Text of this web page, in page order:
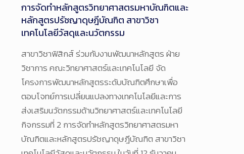
การจัดทำหลักสูตรวิทยาศาสตรมหาบัณฑิตและ
หลักสูตรปรัชญาดุษฎีบัณฑิต สาขาวิชา
เทคโนโลยีวัสดุและนวัตกรรม
สาขาวิชาฟิสิกส์ ร่วมกับงานพัฒนาหลักสูตร ฝ่าย
วิชาการ คณะวิทยาศาสตร์และเทคโนโลยี จัด
โครงการพัฒนาหลักสูตรระดับบัณฑิตศึกษาเพื่อ
ตอบโจทย์การเปลี่ยนแปลงทางเทคโนโลยีและการ
ส่งเสริมนวัตกรรมด้านวิทยาศาสตร์และเทคโนโลยี
กิจกรรมที่ 2 การจัดทำหลักสูตรวิทยาศาสตรมหา
บัณฑิตและหลักสูตรปรัชญาดุษฎีบัณฑิต สาขาวิชา